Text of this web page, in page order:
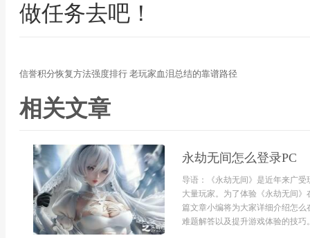
做任务去吧！
信誉积分恢复方法强度排行 老玩家血泪总结的靠谱路径
相关文章
永劫无间怎么登录PC
导语：《永劫无间》是近年来广
大量玩家。为了体验《永劫无间
篇文章小编将为大家详细介绍怎
难题解答以及提升游戏体验的技巧